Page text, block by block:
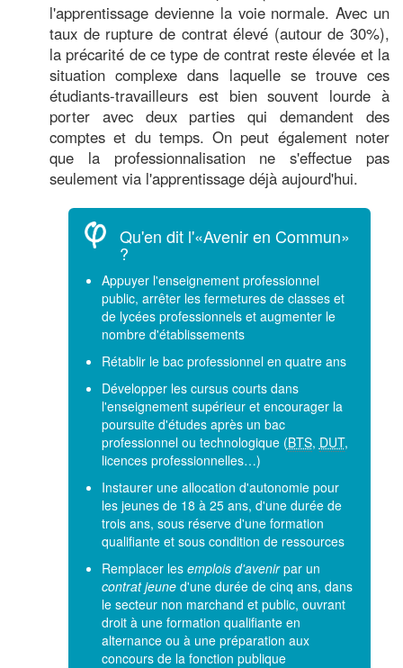
l'apprentissage devienne la voie normale. Avec un
taux de rupture de contrat élevé (autour de 30%),
la précarité de ce type de contrat reste élevée et la
situation complexe dans laquelle se trouve ces
étudiants-travailleurs est bien souvent lourde à
porter avec deux parties qui demandent des
comptes et du temps. On peut également noter
que la professionnalisation ne s'effectue pas
seulement via l'apprentissage déjà aujourd'hui.
Qu'en dit l'«Avenir en Commun»
?
Appuyer l'enseignement professionnel
public, arrêter les fermetures de classes et
de lycées professionnels et augmenter le
nombre d'établissements
Rétablir le bac professionnel en quatre ans
Développer les cursus courts dans
l'enseignement supérieur et encourager la
poursuite d'études après un bac
professionnel ou technologique (BTS, DUT,
licences professionnelles…)
Instaurer une allocation d'autonomie pour
les jeunes de 18 à 25 ans, d'une durée de
trois ans, sous réserve d'une formation
qualifiante et sous condition de ressources
Remplacer les emplois d'avenirpar un
contrat jeuned'une durée de cinq ans, dans
le secteur non marchand et public, ouvrant
droit à une formation qualifiante en
alternance ou à une préparation aux
concours de la fonction publique